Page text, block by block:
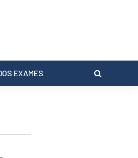
EXAMES